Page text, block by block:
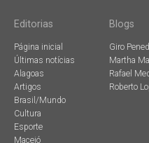
Editorias
Página inicial
Últimas notícias
Alagoas
Artigos
Brasil/Mundo
Cultura
Esporte
Maceió
Blogs
Giro
Martha
Rafael
Roberto